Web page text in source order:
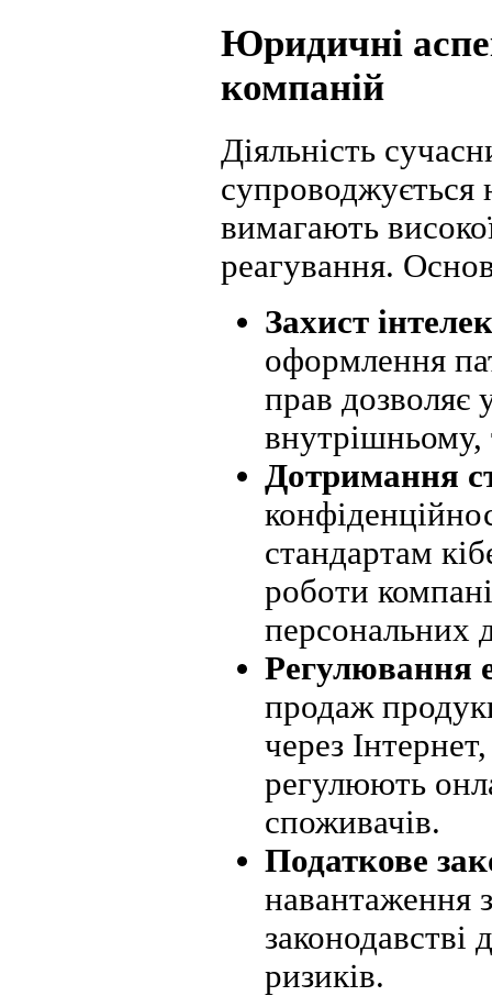
Юридичні
компаній
Діяльність
вимагають
реагування.
Захист
оформлення
прав дозволяє
внутрішньому,
Дотримання
стандартам
роботи
персональних
Регулювання
продаж
через
регулюють
споживачів.
Податкове
навантаження
ризиків.